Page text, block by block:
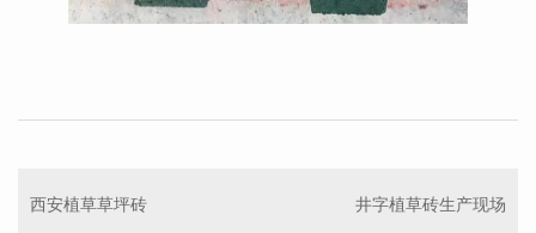
西安植草草坪砖 井字植草砖生产现场